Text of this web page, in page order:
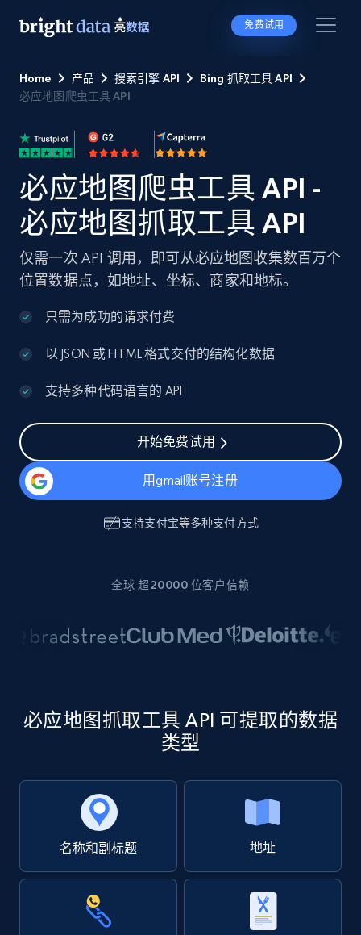
免费试用
Home 产品 搜索引擎 API
Bing 抓取工具 API
必应地图爬虫工具 API
必应地图爬虫工具 API -
必应地图抓取工具 API
仅需一次 API 调用，即可从必应地图收集数百万个
位置数据点，如地址、坐标、商家和地标。
只需为成功的请求付费
以 JSON 或 HTML 格式交付的结构化数据
支持多种代码语言的 API
开始免费试用
用gmail账号注册
支持支付宝等多种支付方式
全球 超20000 位客户信赖
必应地图抓取工具 API 可提取的数据
类型
名称和副标题 地址